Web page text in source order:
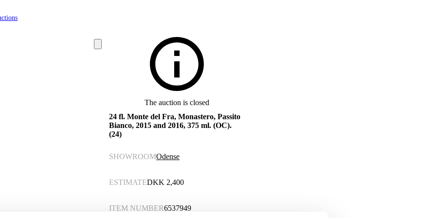
The auction is closed
24 fl. Monte del Fra, Monastero, Passito
Bianco, 2015 and 2016, 375 ml. (OC).
(24)
SHOWROOMOdense
ESTIMATEDKK 2,400
ITEM NUMBER6537949